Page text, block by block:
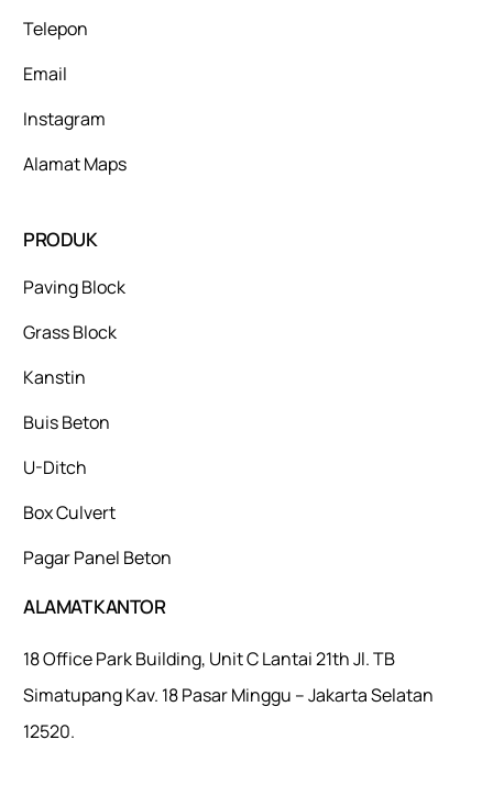
Telepon
Email
Instagram
Alamat Maps
PRODUK
Paving Block
Grass Block
Kanstin
Buis Beton
U-Ditch
Box Culvert
Pagar Panel Beton
ALAMAT KANTOR
18 Office Park Building, Unit C Lantai 21th Jl. TB
Simatupang Kav. 18 Pasar Minggu – Jakarta Selatan
12520.